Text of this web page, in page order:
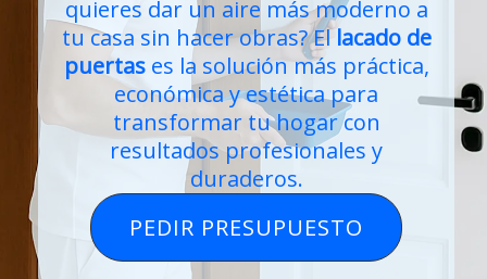
quieres dar un aire más moderno a
tu casa sin hacer obras? Ellacado de
puertases la solución más práctica,
económica y estética para
transformar tu hogar con
resultados profesionales y
duraderos.
PEDIR PRESUPUESTO